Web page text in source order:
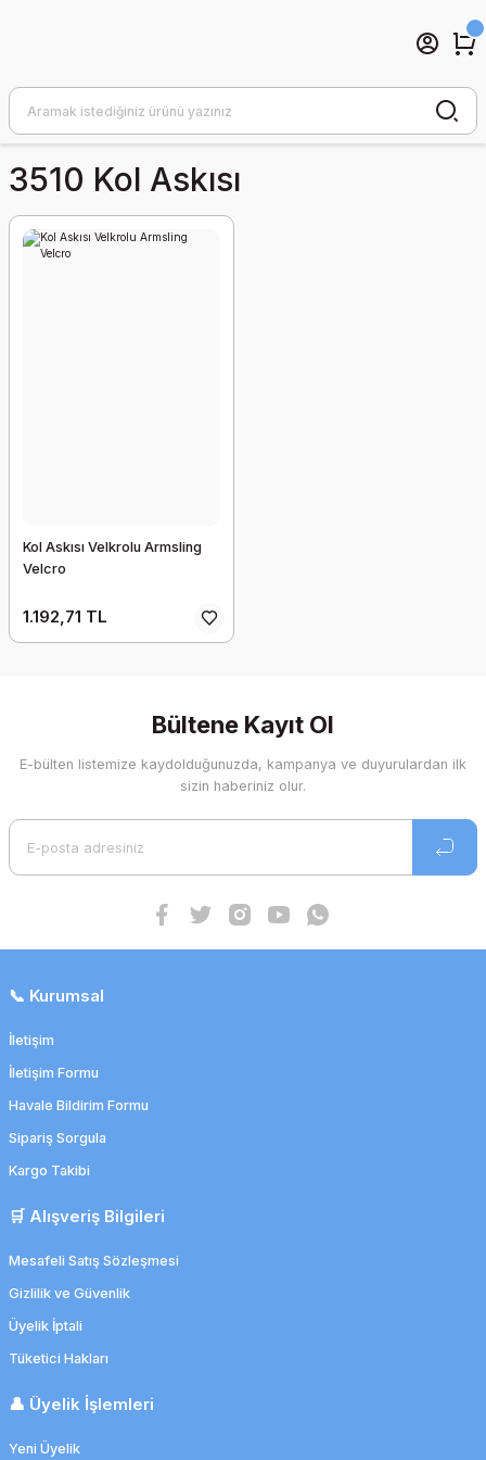
3510 Kol Askısı
Kol Askısı Velkrolu Armsling
Velcro
1.192,71 TL
Bültene Kayıt Ol
E-bülten listemize kaydolduğunuzda, kampanya ve duyurulardan ilk
sizin haberiniz olur.
📞 Kurumsal
İletişim
İletişim Formu
Havale Bildirim Formu
Sipariş Sorgula
Kargo Takibi
🛒 Alışveriş Bilgileri
Mesafeli Satış Sözleşmesi
Gizlilik ve Güvenlik
Üyelik İptali
Tüketici Hakları
👤 Üyelik İşlemleri
Yeni Üyelik